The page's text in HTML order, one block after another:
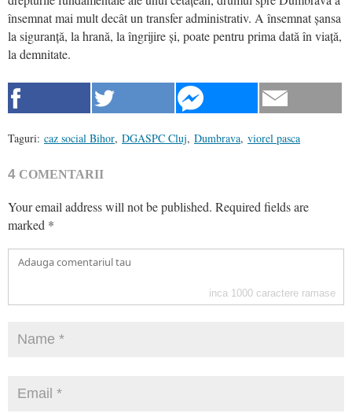
însemnat mai mult decât un transfer administrativ. A însemnat șansa
la siguranță, la hrană, la îngrijire și, poate pentru prima dată în viață,
la demnitate.
Taguri: caz social Bihor, DGASPC Cluj, Dumbrava, viorel pasca
4 COMENTARII
Your email address will not be published. Required fields are
marked *
inca 1000 caractere ramase